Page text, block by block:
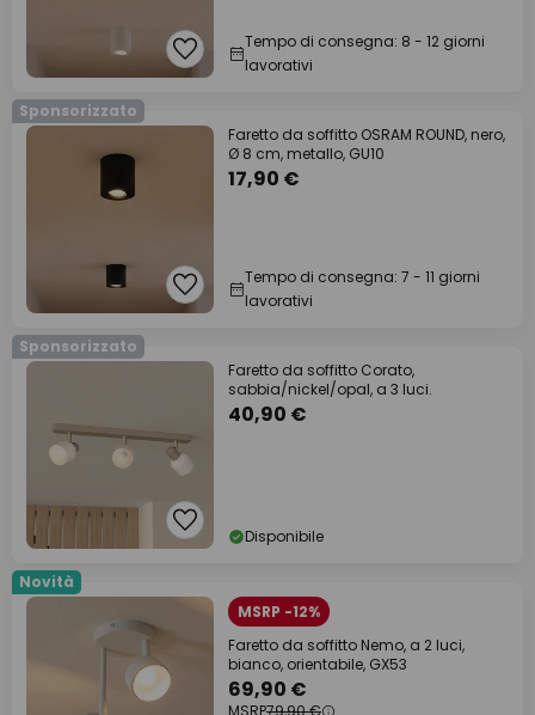
Tempo di consegna: 8 - 12 giorni
lavorativi
Sponsorizzato
Faretto da soffitto OSRAM ROUND, nero,
Ø 8 cm, metallo, GU10
17,90 €
Tempo di consegna: 7 - 11 giorni
lavorativi
Sponsorizzato
Faretto da soffitto Corato,
sabbia/nickel/opal, a 3 luci.
40,90 €
Disponibile
Novità
MSRP -12%
Faretto da soffitto Nemo, a 2 luci,
bianco, orientabile, GX53
69,90 €
MSRP79,90 €